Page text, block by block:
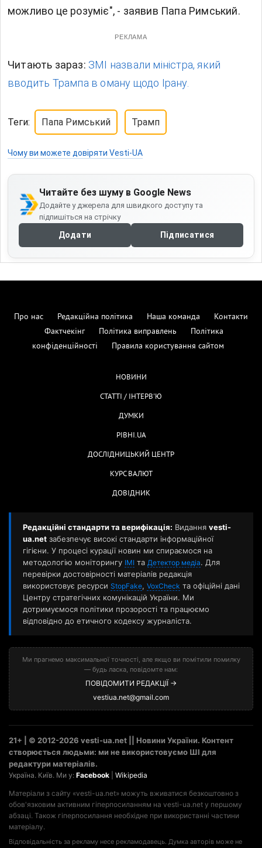
можливо це розуміє", - заявив Папа Римський.
РЕКЛАМА
Читають зараз: ЗМІ назвали міністра, який
вводить Трампа в оману щодо Ірану.
Теги: Папа Римський Трамп
Чому ви можете довіряти Vesti-UA
Читайте без шуму в Google News
Додайте у джерела для швидкого доступу та
підпишіться на стрічку
Додати Підписатися
Про нас Редакційна політика Наша команда
Контакти
Фактчекінг
Політика виправлень
Політика
конфіденційності
Правила користування сайтом
НОВИНИ
СТАТТІ / ІНТЕРВ'Ю
ДУМКИ
РІВНІ.UA
ДОСЛІДНИЦЬКИЙ ЦЕНТР
КУРС ВАЛЮТ
ДОВІДНИК
Редакційні стандарти та верифікація: Видання vesti-
ua.net забезпечує високі стандарти інформаційної
гігієни. У процесі курації новин ми спираємося на
методологію моніторингу ІМІ та Детектор медіа. Для
перевірки достовірності матеріалів редакція
використовує ресурси StopFake, VoxCheck та офіційні дані
Центру стратегічних комунікацій України. Ми
дотримуємося політики прозорості та працюємо
відповідно до етичного кодексу журналіста.
Ми прагнемо максимальної точності, але якщо ви помітили помилку
— будь ласка, повідомте нам:
ПОВІДОМИТИ РЕДАКЦІЇ →
vestiua.net@gmail.com
21+ | © 2012-2026 vesti-ua.net || Новини України. Контент
створюється людьми: ми не використовуємо ШІ для
редактури матеріалів.
Україна. Київ. Ми у: Facebook Wikipedia
Матеріали з сайту «vesti-ua.net» можуть вживатися безкоштовно з
обов'язковим активним гіперпосиланням на vesti-ua.net у першому
абзаці. Також гіперпосилання необхідне при використанні частини
матеріалу.
Відповідальність за рекламу несе рекламодавець. Думка авторів може не